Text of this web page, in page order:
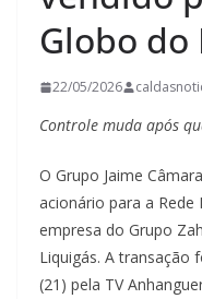
Globo do
22/05/2026
Controle muda após
O Grupo Jaime
acionário para a
empresa do Grupo
Liquigás. A transação
(21) pela TV